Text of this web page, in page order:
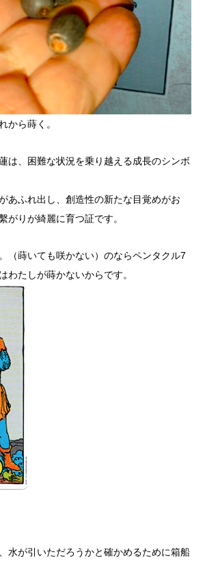
から蒔く。
は、困難な状況を乗り越える成長のシンボ
あふれ出し、創造性の新たな目覚めがお
がりが綺麗に育つ証です。
（蒔いても咲かない）のならペンタクル7
わたしが蒔かないからです。
水が引いただろうかと確かめるために箱船